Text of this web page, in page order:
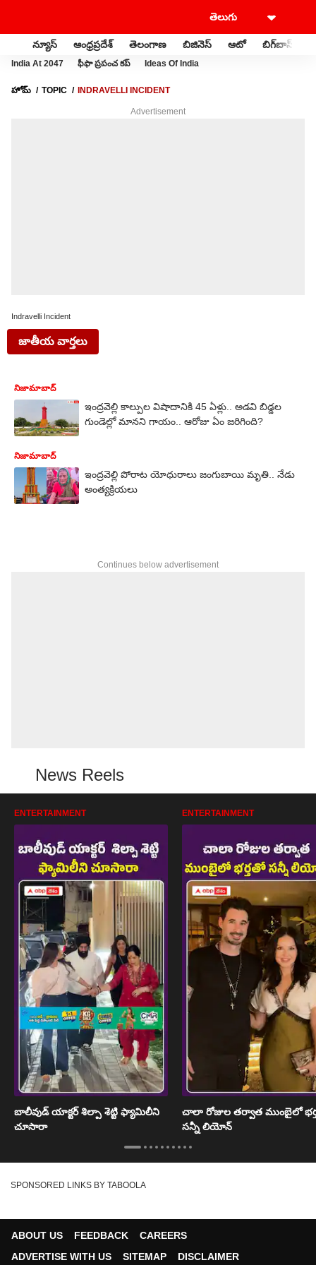
న్యూస్ ఆంధ్రప్రదేశ్ తెలంగాణ బిజినెస్ ఆటో బిగ్‌బాస్
India At 2047 ఫీఫా ప్రపంచ కప్ Ideas Of India
హోమ్ TOPIC INDRAVELLI INCIDENT
Advertisement
Indravelli Incident
జాతీయ వార్తలు
నిజామాబాద్
ఇంద్రవెల్లి కాల్పుల విషాదానికి 45 ఏళ్లు.. అడవి బిడ్డల
గుండెల్లో మానని గాయం.. ఆరోజు ఏం జరిగింది?
నిజామాబాద్
ఇంద్రవెల్లి పోరాట యోధురాలు జంగుబాయి మృతి.. నేడు
అంత్యక్రియలు
Continues below advertisement
News Reels
ENTERTAINMENT
బాలీవుడ్ యాక్టర్ శిల్పా శెట్టి ఫ్యామిలీని
చూసారా
ENTERTAINMENT
చాలా రోజుల తర్వాత ముంబైలో
సన్నీ లియోన్
SPONSORED LINKS BY TABOOLA
ABOUT US FEEDBACK
CAREERS
ADVERTISE WITH US
SITEMAP DISCLAIMER